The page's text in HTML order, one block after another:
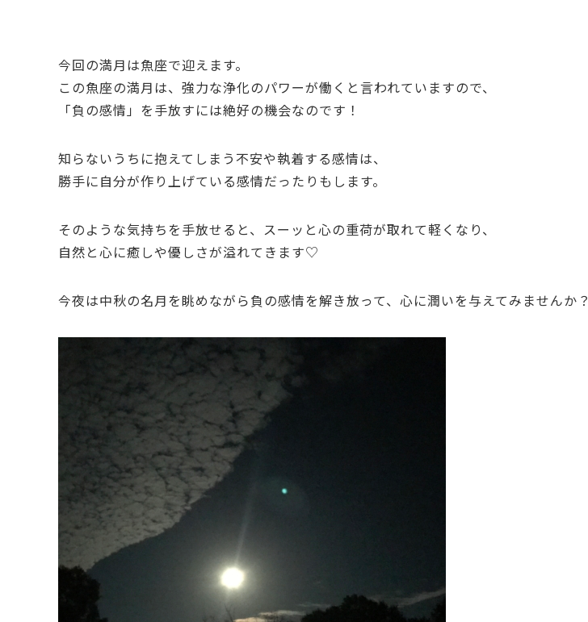
今回の満月は魚座で迎えます。
この魚座の満月は、強力な浄化のパワーが働くと言われていますので、
「負の感情」を手放すには絶好の機会なのです！
知らないうちに抱えてしまう不安や執着する感情は、
勝手に自分が作り上げている感情だったりもします。
そのような気持ちを手放せると、スーッと心の重荷が取れて軽くなり、
自然と心に癒しや優しさが溢れてきます♡
今夜は中秋の名月を眺めながら負の感情を解き放って、心に潤いを与えてみませんか？